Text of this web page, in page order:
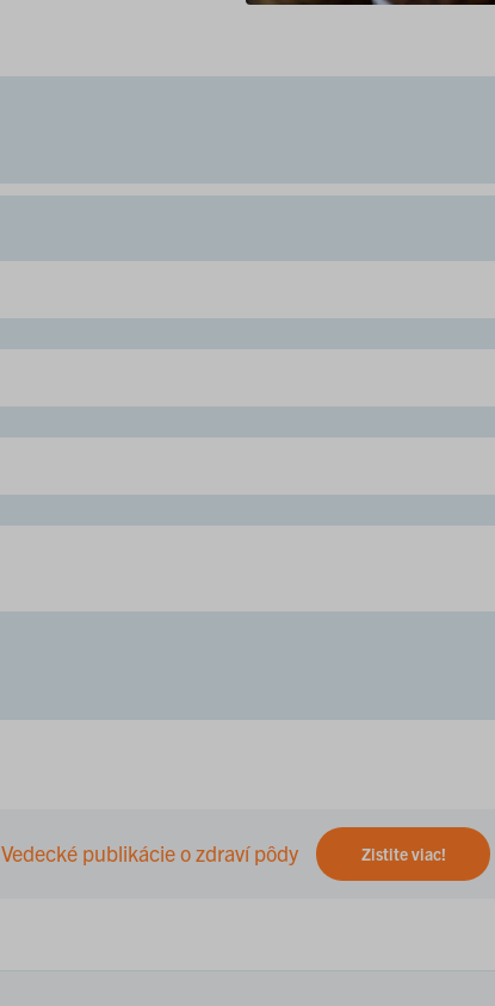
Vedecké publikácie o zdraví pôdy Zistite viac!